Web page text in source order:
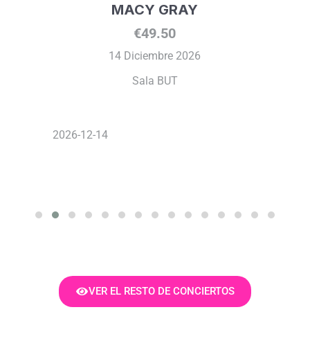
MACY GRAY
€49.50
14 Diciembre 2026
Sala BUT
2026-12-14
VER EL RESTO DE CONCIERTOS